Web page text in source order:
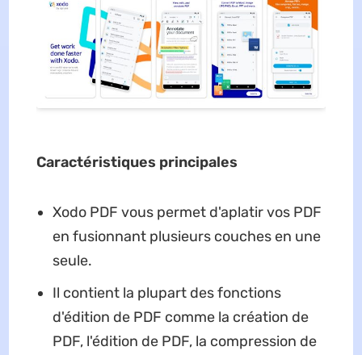
Caractéristiques principales
Xodo PDF vous permet d'aplatir vos PDF
en fusionnant plusieurs couches en une
seule.
Il contient la plupart des fonctions
d'édition de PDF comme la création de
PDF, l'édition de PDF, la compression de